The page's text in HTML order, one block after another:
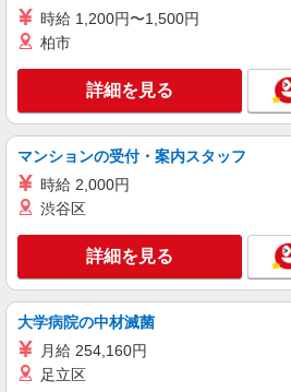
時給 1,200円〜1,500円
柏市
詳細を見る
マンションの受付・案内スタッフ
時給 2,000円
渋谷区
詳細を見る
大学病院の中材滅菌
月給 254,160円
足立区